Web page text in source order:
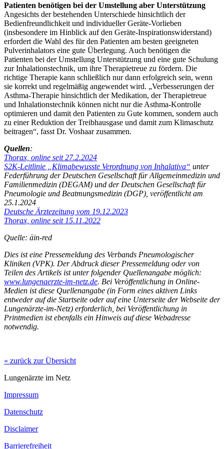
Patienten benötigen bei der Umstellung aber Unterstützung
Angesichts der bestehenden Unterschiede hinsichtlich der
Bedienfreundlichkeit und individueller Geräte-Vorlieben
(insbesondere im Hinblick auf den Geräte-Inspirationswiderstand)
erfordert die Wahl des für den Patienten am besten geeigneten
Pulverinhalators eine gute Überlegung. Auch benötigen die
Patienten bei der Umstellung Unterstützung und eine gute Schulung
zur Inhalationstechnik, um ihre Therapietreue zu fördern. Die
richtige Therapie kann schließlich nur dann erfolgreich sein, wenn
sie korrekt und regelmäßig angewendet wird. „Verbesserungen der
Asthma-Therapie hinsichtlich der Medikation, der Therapietreue
und Inhalationstechnik können nicht nur die Asthma-Kontrolle
optimieren und damit den Patienten zu Gute kommen, sondern auch
zu einer Reduktion der Treibhausgase und damit zum Klimaschutz
beitragen“, fasst Dr. Voshaar zusammen.
Quellen:
Thorax, online seit 27.2.2024
S2K-Leitlinie „Klimabewusste Verordnung von Inhalativa“ unter
Federführung der Deutschen Gesellschaft für Allgemeinmedizin und
Familienmedizin (DEGAM) und der Deutschen Gesellschaft für
Pneumologie und Beatmungsmedizin (DGP), veröffentlicht am
25.1.2024
Deutsche Ärztezeitung vom 19.12.2023
Thorax, online seit 15.11.2022
Quelle: äin-red
Dies ist eine Pressemeldung des Verbands Pneumologischer
Kliniken (VPK). Der Abdruck dieser Pressemeldung oder von
Teilen des Artikels ist unter folgender Quellenangabe möglich:
www.lungenaerzte-im-netz.de. Bei Veröffentlichung in Online-
Medien ist diese Quellenangabe (in Form eines aktiven Links
entweder auf die Startseite oder auf eine Unterseite der Webseite der
Lungenärzte-im-Netz) erforderlich, bei Veröffentlichung in
Printmedien ist ebenfalls ein Hinweis auf diese Webadresse
notwendig.
« zurück zur Übersicht
Lungenärzte im Netz
Impressum
Datenschutz
Disclaimer
Barrierefreiheit